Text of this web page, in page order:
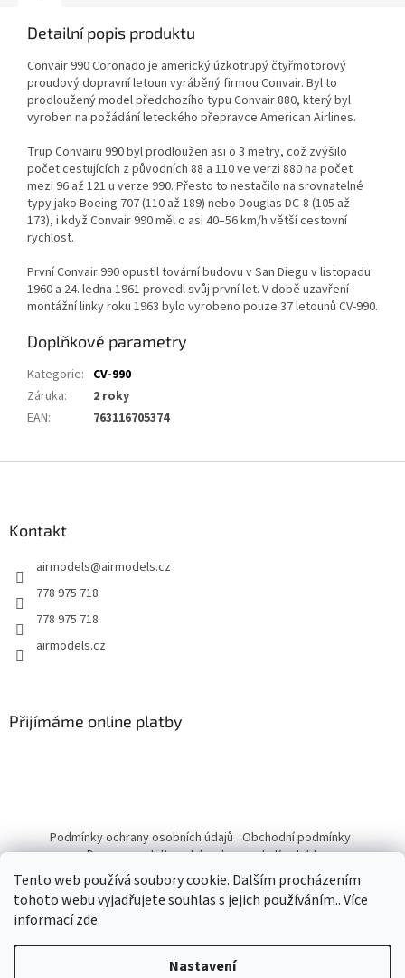
Tento web používá soubory cookie. Dalším procházením
tohoto webu vyjadřujete souhlas s jejich používáním.. Více
informacízde.
Nastavení
Detailní popis produktu
Convair 990 Coronado je americký úzkotrupý čtyřmotorový
proudový dopravní letoun vyráběný firmou Convair. Byl to
prodloužený model předchozího typu Convair 880, který byl
vyroben na požádání leteckého přepravce American Airlines.
Trup Convairu 990 byl prodloužen asi o 3 metry, což zvýšilo
počet cestujících z původních 88 a 110 ve verzi 880 na počet
mezi 96 až 121 u verze 990. Přesto to nestačilo na srovnatelné
typy jako Boeing 707 (110 až 189) nebo Douglas DC-8 (105 až
173), i když Convair 990 měl o asi 40–56 km/h větší cestovní
rychlost.
První Convair 990 opustil tovární budovu v San Diegu v listopadu
1960 a 24. ledna 1961 provedl svůj první let. V době uzavření
montážní linky roku 1963 bylo vyrobeno pouze 37 letounů CV-990.
Doplňkové parametry
Kategorie: CV-990
Záruka:
2 roky
EAN: 763116705374
Kontakt
airmodels@airmodels.cz
778 975 718
778 975 718
airmodels.cz
Přijímáme online platby
Podmínky ochrany osobních údajů Obchodní podmínky
Doprava a platba Jak nakupovat Kontakty